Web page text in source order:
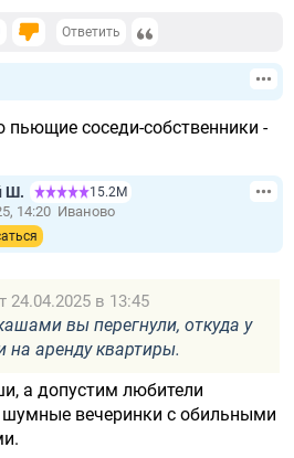
Ответить
пьющие соседи-собственники -
Ш. 15.2М
14:20 Иваново
24.04.2025 в 13:45
вы перегнули, откуда у
на аренду квартиры.
а допустим любители
шумные вечеринки с обильными